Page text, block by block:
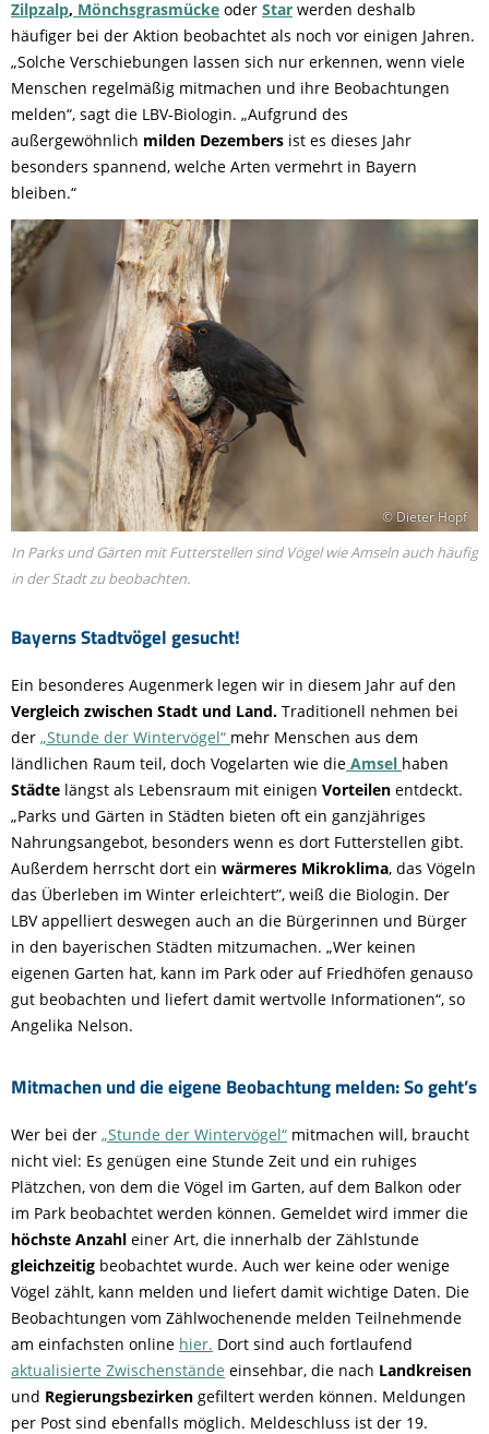
Zilpzalp, Mönchsgrasmücke oder Star werden deshalb
häufiger bei der Aktion beobachtet als noch vor einigen Jahren.
„Solche Verschiebungen lassen sich nur erkennen, wenn viele
Menschen regelmäßig mitmachen und ihre Beobachtungen
melden“, sagt die LBV-Biologin. „Aufgrund des
außergewöhnlich milden Dezembers ist es dieses Jahr
besonders spannend, welche Arten vermehrt in Bayern
bleiben.“
Bayerns Stadtvögel gesucht!
© Dieter Hopf
In Parks und Gärten mit Futterstellen sind Vögel wie Amseln auch häufig
in der Stadt zu beobachten.
Ein besonderes Augenmerk legen wir in diesem Jahr auf den
Vergleich zwischen Stadt und Land. Traditionell nehmen bei
der „Stunde der Wintervögel“ mehr Menschen aus dem
ländlichen Raum teil, doch Vogelarten wie die Amsel haben
Städte längst als Lebensraum mit einigen Vorteilen entdeckt.
„Parks und Gärten in Städten bieten oft ein ganzjähriges
Nahrungsangebot, besonders wenn es dort Futterstellen gibt.
Außerdem herrscht dort ein wärmeres Mikroklima, das Vögeln
das Überleben im Winter erleichtert”, weiß die Biologin. Der
LBV appelliert deswegen auch an die Bürgerinnen und Bürger
in den bayerischen Städten mitzumachen. „Wer keinen
eigenen Garten hat, kann im Park oder auf Friedhöfen genauso
gut beobachten und liefert damit wertvolle Informationen“, so
Angelika Nelson.
Mitmachen und die eigene Beobachtung melden: So geht’s
Wer bei der „Stunde der Wintervögel“ mitmachen will, braucht
nicht viel: Es genügen eine Stunde Zeit und ein ruhiges
Plätzchen, von dem die Vögel im Garten, auf dem Balkon oder
im Park beobachtet werden können. Gemeldet wird immer die
höchste Anzahl einer Art, die innerhalb der Zählstunde
gleichzeitig beobachtet wurde. Auch wer keine oder wenige
Vögel zählt, kann melden und liefert damit wichtige Daten. Die
Beobachtungen vom Zählwochenende melden Teilnehmende
am einfachsten online hier. Dort sind auch fortlaufend
aktualisierte Zwischenstände einsehbar, die nach Landkreisen
und Regierungsbezirken gefiltert werden können. Meldungen
per Post sind ebenfalls möglich. Meldeschluss ist der 19.